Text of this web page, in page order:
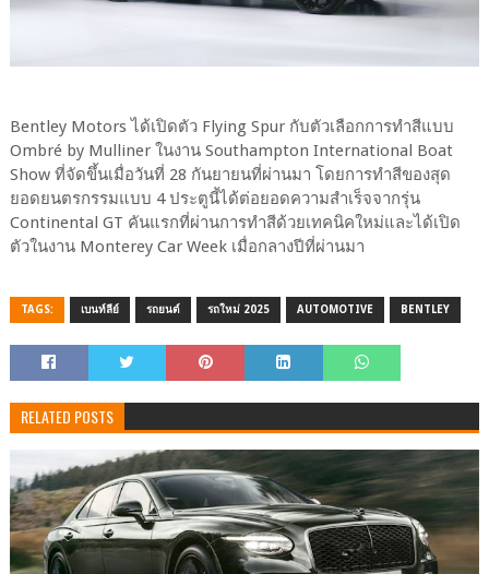
Bentley Motors ได้เปิดตัว Flying Spur กับตัวเลือกการทำสีแบบ
Ombré by Mulliner ในงาน Southampton International Boat
Show ที่จัดขึ้นเมื่อวันที่ 28 กันยายนที่ผ่านมา โดยการทำสีของสุด
ยอดยนตรกรรมแบบ 4 ประตูนี้ได้ต่อยอดความสำเร็จจากรุ่น
Continental GT คันแรกที่ผ่านการทำสีด้วยเทคนิคใหม่และได้เปิด
ตัวในงาน Monterey Car Week เมื่อกลางปีที่ผ่านมา
TAGS: เบนท์ลีย์ รถยนต์ รถใหม่ 2025 AUTOMOTIVE BENTLEY
RELATED POSTS